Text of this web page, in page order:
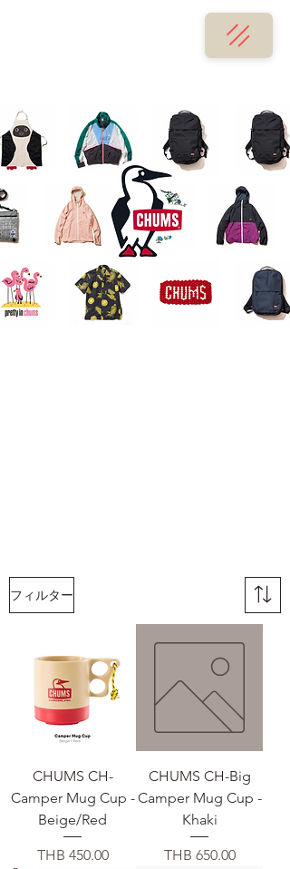
フィルター
CHUMS CH-
Camper Mug Cup -
Beige/Red
価格
THB 450.00
CHUMS CH-Big
Camper Mug Cup -
Khaki
価格
THB 650.00